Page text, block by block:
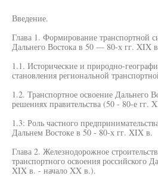
Введение.
Глава 1. Формирование транспортной
Дальнего Востока в 50 — 80-х гг. XIX
1.1. Исторические и природно-
становления региональной
1.2. Транспортное освоение Дальнего
решениях правительства (50 - 80-е гг.
1.3: Роль частного
Дальнем Востоке в 50 - 80-х гг. XIX в.
Глава 2. Железнодорожное
транспортного освоения российского
XIX в. - начало XX в.).